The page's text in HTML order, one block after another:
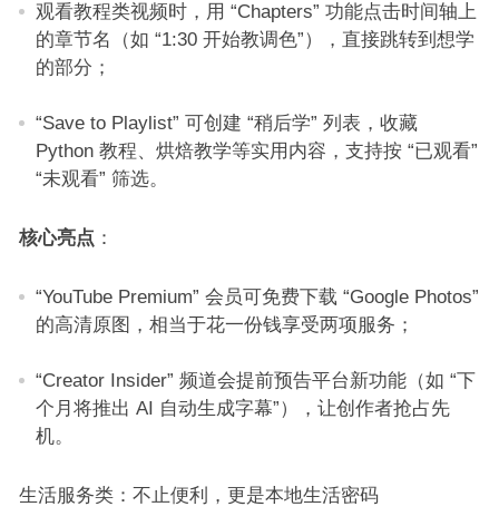
观看教程类视频时，用 “Chapters” 功能点击时间轴上
的章节名（如 “1:30 开始教调色”），直接跳转到想学
的部分；​
“Save to Playlist” 可创建 “稍后学” 列表，收藏
Python 教程、烘焙教学等实用内容，支持按 “已观看”
“未观看” 筛选。​
核心亮点 ：​
“YouTube Premium” 会员可免费下载 “Google Photos”
的高清原图，相当于花一份钱享受两项服务；​
“Creator Insider” 频道会提前预告平台新功能（如 “下
个月将推出 AI 自动生成字幕”），让创作者抢占先
机。​
生活服务类：不止便利，更是本地生活密码​